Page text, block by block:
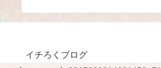
イチろくブログ